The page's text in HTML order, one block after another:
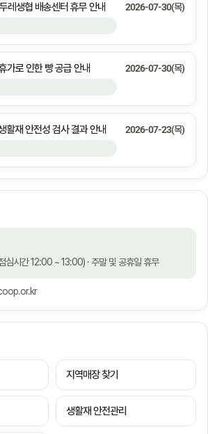
레생협 배송센터 휴무 안내 2026-07-30(목)
가로 인한 빵 공급 안내 2026-07-30(목)
재 안전성 검사 결과 안내 2026-07-23(목)
시간 12:00 ~ 13:00) · 주말 및 공휴일 휴무
지역매장 찾기
생활재 안전관리